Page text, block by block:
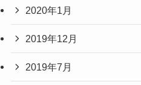
2020年1月
2019年12月
2019年7月